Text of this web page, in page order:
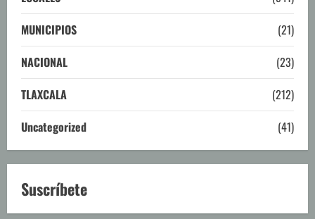
MUNICIPIOS
(21)
NACIONAL
(23)
TLAXCALA
(212)
Uncategorized
(41)
Suscríbete